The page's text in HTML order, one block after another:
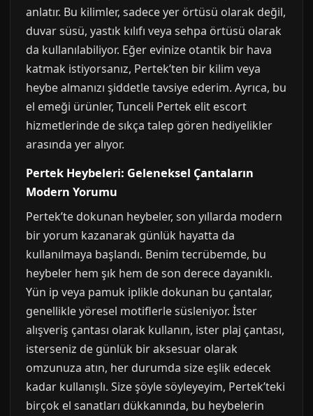
anlatır. Bu kilimler, sadece yer örtüsü olarak değil,
duvar süsü, yastık kılıfı veya sehpa örtüsü olarak
da kullanılabiliyor. Eğer evinize otantik bir hava
katmak istiyorsanız, Pertek’ten bir kilim veya
heybe almanızı şiddetle tavsiye ederim. Ayrıca, bu
el emeği ürünler, Tunceli Pertek elit escort
hizmetlerinde de sıkça talep gören hediyelikler
arasında yer alıyor.
Pertek Heybeleri: Geleneksel Çantaların
Modern Yorumu
Pertek’te dokunan heybeler, son yıllarda modern
bir yorum kazanarak günlük hayatta da
kullanılmaya başlandı. Benim tecrübemde, bu
heybeler hem şık hem de son derece dayanıklı.
Yün ip veya pamuk iplikle dokunan bu çantalar,
genellikle yöresel motiflerle süsleniyor. İster
alışveriş çantası olarak kullanın, ister plaj çantası,
isterseniz de günlük bir aksesuar olarak
omzunuza atın, her durumda size eşlik edecek
kadar kullanışlı. Size şöyle söyleyeyim, Pertek’teki
birçok el sanatları dükkanında, bu heybelerin